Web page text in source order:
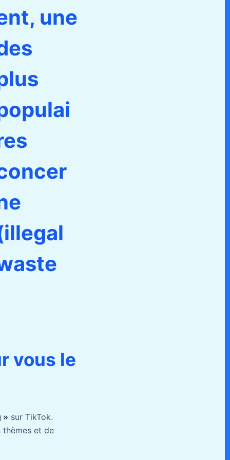
une
vous le
» sur TikTok.
thèmes et de